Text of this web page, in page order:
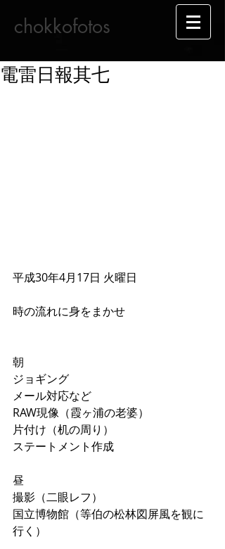
chokkofotos
電雷日報其七
平成30年4月17日 火曜日
時の流れに身をまかせ
朝
ジョギング
メール対応など
RAW現像（霞ヶ浦の老婆）
片付け（机の周り）
ステートメント作成
昼
撮影（二眼レフ）
国立博物館（等伯の松林図屏風を観に
行く）